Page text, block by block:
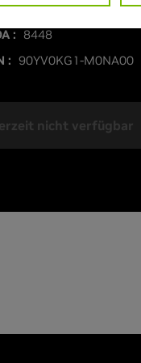
Taktgeschwindigkeit
: 8448
: 90YV0KG1-M0NA00
nicht verfügbar